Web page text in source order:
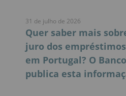
31 de julho de 2026
Quer saber mais
juro dos
em Portugal? O
publica esta